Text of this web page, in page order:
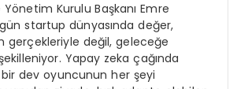
Kurulu Başkanı Emre
startup dünyasında değer,
gerçekleriyle değil, geleceğe
Yapay zeka çağında
dev oyuncunun her şeyi